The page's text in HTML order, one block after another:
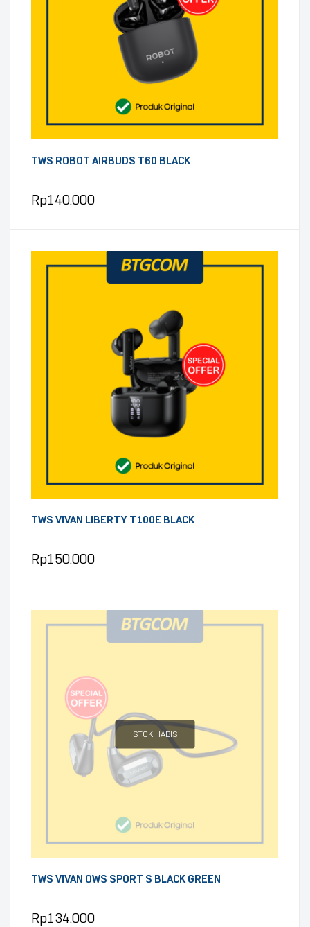
TWS ROBOT AIRBUDS T60 BLACK
Rp140.000
TWS VIVAN LIBERTY T100E BLACK
Rp150.000
STOK HABIS
TWS VIVAN OWS SPORT S BLACK GREEN
Rp134.000